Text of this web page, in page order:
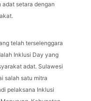
setara dengan
telah terselenggara
Inklusi Day yang
adat. Sulawesi
salah satu mitra
pelaksana Inklusi